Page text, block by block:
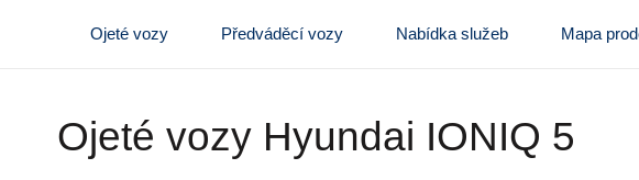
Ojeté vozy Předváděcí vozy Nabídka služeb Mapa
Ojeté vozy Hyundai IONIQ 5